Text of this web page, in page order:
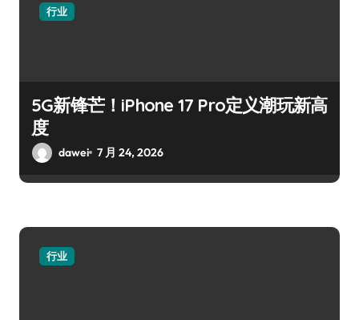
行业
5G新锋芒！iPhone 17 Pro定义潮玩新高
度
dawei 7 月 24, 2026
行业